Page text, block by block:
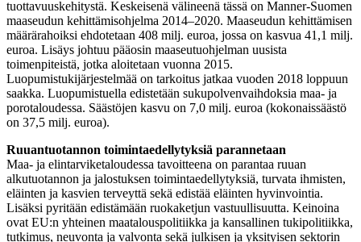
tuottavuuskehitystä. Keskeisenä välineenä tässä on Manner-Suomen
maaseudun kehittämisohjelma 2014–2020. Maaseudun kehittämisen
määrärahoiksi ehdotetaan 408 milj. euroa, jossa on kasvua 41,1 milj.
euroa. Lisäys johtuu pääosin maaseutuohjelman uusista
toimenpiteistä, jotka aloitetaan vuonna 2015.
Luopumistukijärjestelmää on tarkoitus jatkaa vuoden 2018 loppuun
saakka. Luopumistuella edistetään sukupolvenvaihdoksia maa- ja
porotaloudessa. Säästöjen kasvu on 7,0 milj. euroa (kokonaissäästö
on 37,5 milj. euroa).
Ruuantuotannon toimintaedellytyksiä parannetaan
Maa- ja elintarviketaloudessa tavoitteena on parantaa ruuan
alkutuotannon ja jalostuksen toimintaedellytyksiä, turvata ihmisten,
eläinten ja kasvien terveyttä sekä edistää eläinten hyvinvointia.
Lisäksi pyritään edistämään ruokaketjun vastuullisuutta. Keinoina
ovat EU:n yhteinen maatalouspolitiikka ja kansallinen tukipolitiikka,
tutkimus, neuvonta ja valvonta sekä julkisen ja yksityisen sektorin